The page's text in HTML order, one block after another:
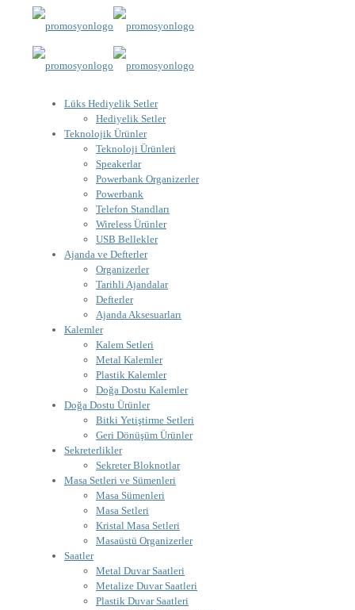
Lüks Hediyelik Setler
Hediyelik Setler
Teknolojik Ürünler
Teknoloji Ürünleri
Speakerlar
Powerbank Organizerler
Powerbank
Telefon Standları
Wireless Ürünler
USB Bellekler
Ajanda ve Defterler
Organizerler
Tarihli Ajandalar
Defterler
Ajanda Aksesuarları
Kalemler
Kalem Setleri
Metal Kalemler
Plastik Kalemler
Doğa Dostu Kalemler
Doğa Dostu Ürünler
Bitki Yetiştirme Setleri
Geri Dönüşüm Ürünler
Sekreterlikler
Sekreter Bloknotlar
Masa Setleri ve Sümenleri
Masa Sümenleri
Masa Setleri
Kristal Masa Setleri
Masaüstü Organizerler
Saatler
Metal Duvar Saatleri
Metalize Duvar Saatleri
Plastik Duvar Saatleri